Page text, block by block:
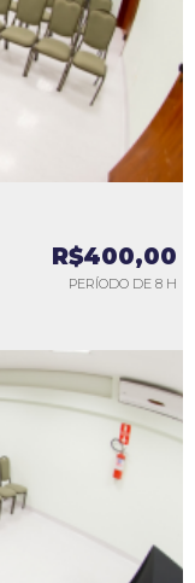
R$400,00
PERÍODO DE 8 H